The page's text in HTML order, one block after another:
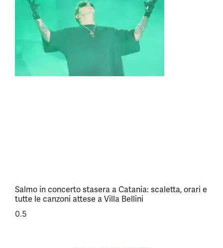
Salmo in concerto stasera a Catania: scaletta, orari e
tutte le canzoni attese a Villa Bellini